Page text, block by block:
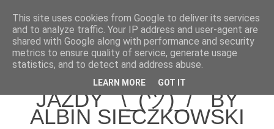
BLOG MOTORYZACYJNY
STREFA KULTURALNEJ
JAZDY ¯\_(ツ)_/¯ BY
ALBIN SIECZKOWSKI
This site uses cookies from Google to deliver its services
and to analyze traffic. Your IP address and user-agent are
shared with Google along with performance and security
metrics to ensure quality of service, generate usage
statistics, and to detect and address abuse.
LEARN MORE GOT IT